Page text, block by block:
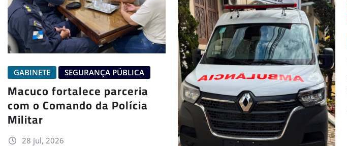
GABINETE SEGURANÇA PÚBLICA
Macuco fortalece parceria
com o Comando da Polícia
Militar
28 jul, 2026